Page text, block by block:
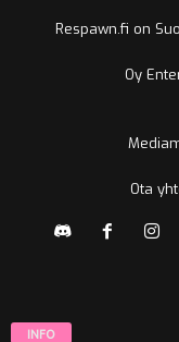
Respawn.fi on
Oy
Ota
INFO